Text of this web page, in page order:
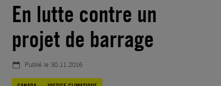
© Amnesty International
En lutte contre un
projet de barrage
Publié le 30.11.2016